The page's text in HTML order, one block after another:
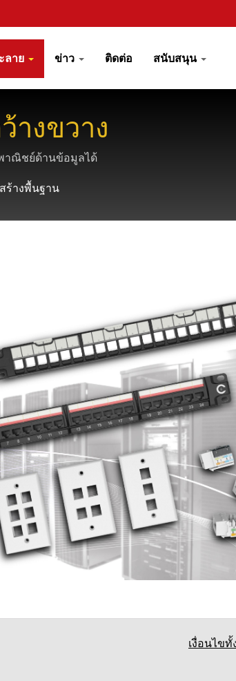
ลาย ข่าว ติดต่อ สนับสนุน
างขวาง
พาณิชย์ด้านข้อมูลได้
ร้างพื้นฐาน
เงื่อนไข